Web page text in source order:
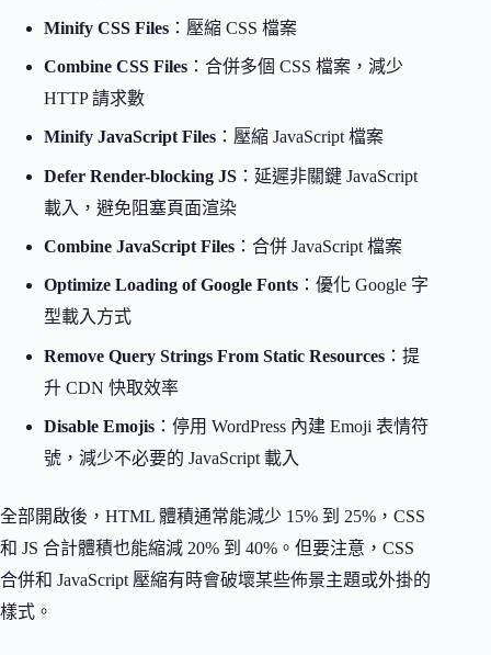
Minify CSS Files ：壓縮 CSS 檔案
Combine CSS Files ：合併多個 CSS 檔案，減少
HTTP 請求數
Minify JavaScript Files ：壓縮 JavaScript 檔案
Defer Render-blocking JS ：延遲非關鍵 JavaScript
載入，避免阻塞頁面渲染
Combine JavaScript Files ：合併 JavaScript 檔案
Optimize Loading of Google Fonts ：優化 Google 字
型載入方式
Remove Query Strings From Static Resources ：提
升 CDN 快取效率
Disable Emojis ：停用 WordPress 內建 Emoji 表情符
號，減少不必要的 JavaScript 載入
全部開啟後，HTML 體積通常能減少 15% 到 25%，CSS
和 JS 合計體積也能縮減 20% 到 40%。但要注意，CSS
合併和 JavaScript 壓縮有時會破壞某些佈景主題或外掛的
樣式。